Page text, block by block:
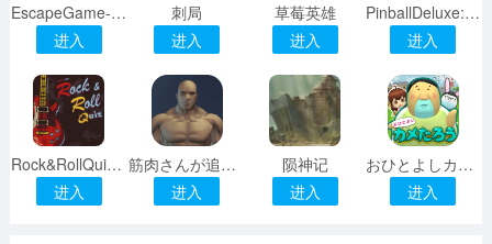
EscapeGame-RusticHouse
进入
刺局
进入
草莓英雄
进入
PinballDeluxe:Reloaded
进入
Rock&RollQuiz*MusicBoxTriviadeCanciones
进入
筋肉さんが追ってくる
进入
陨神记
进入
おひとよしカメたろう
进入